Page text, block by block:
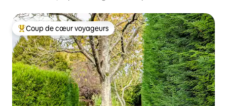
Coups de cœur voyageurs les plus appréciés
Coup de cœur voyageurs